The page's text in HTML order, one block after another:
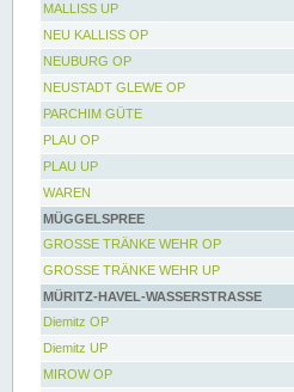
MALLISS UP
NEU KALLISS OP
NEUBURG OP
NEUSTADT GLEWE OP
PARCHIM GÜTE
PLAU OP
PLAU UP
WAREN
MÜGGELSPREE
GROSSE TRÄNKE WEHR OP
GROSSE TRÄNKE WEHR UP
MÜRITZ-HAVEL-WASSERSTRASSE
Diemitz OP
Diemitz UP
MIROW OP